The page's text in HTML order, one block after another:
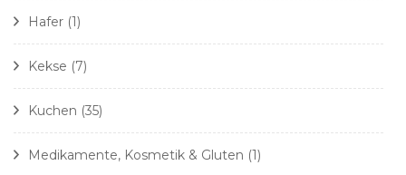
Hafer (1)
Kekse (7)
Kuchen (35)
Medikamente, Kosmetik & Gluten (1)